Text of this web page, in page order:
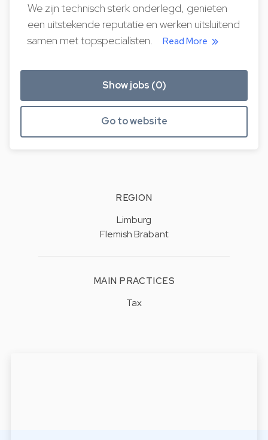
We zijn technisch sterk onderlegd, genieten
een uitstekende reputatie en werken uitsluitend
samen met topspecialisten.Read More
Show jobs (0)
Go to website
REGION
Limburg
Flemish Brabant
MAIN PRACTICES
Tax